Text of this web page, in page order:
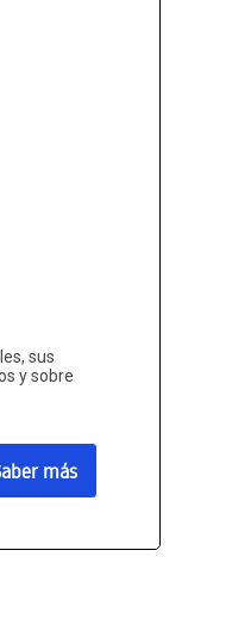
sus
y sobre
más